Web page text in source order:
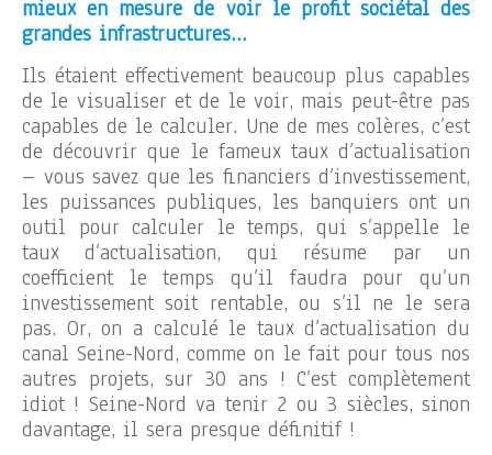
mieux en mesure de voir le profit sociétal des
grandes infrastructures…
Ils étaient effectivement beaucoup plus capables
de le visualiser et de le voir, mais peut-être pas
capables de le calculer. Une de mes colères, c’est
de découvrir que le fameux taux d’actualisation
– vous savez que les financiers d’investissement,
les puissances publiques, les banquiers ont un
outil pour calculer le temps, qui s’appelle le
taux d’actualisation, qui résume par un
coefficient le temps qu’il faudra pour qu’un
investissement soit rentable, ou s’il ne le sera
pas. Or, on a calculé le taux d’actualisation du
canal Seine-Nord, comme on le fait pour tous nos
autres projets, sur 30 ans ! C’est complètement
idiot ! Seine-Nord va tenir 2 ou 3 siècles, sinon
davantage, il sera presque définitif !